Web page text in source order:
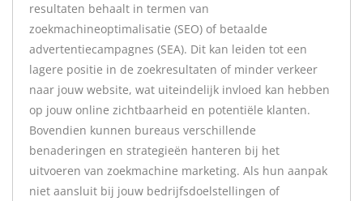
resultaten behaalt in termen van
zoekmachineoptimalisatie (SEO) of betaalde
advertentiecampagnes (SEA). Dit kan leiden tot een
lagere positie in de zoekresultaten of minder verkeer
naar jouw website, wat uiteindelijk invloed kan hebben
op jouw online zichtbaarheid en potentiële klanten.
Bovendien kunnen bureaus verschillende
benaderingen en strategieën hanteren bij het
uitvoeren van zoekmachine marketing. Als hun aanpak
niet aansluit bij jouw bedrijfsdoelstellingen of